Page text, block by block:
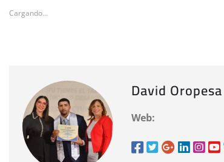
Cargando...
David Oropesa
Web: